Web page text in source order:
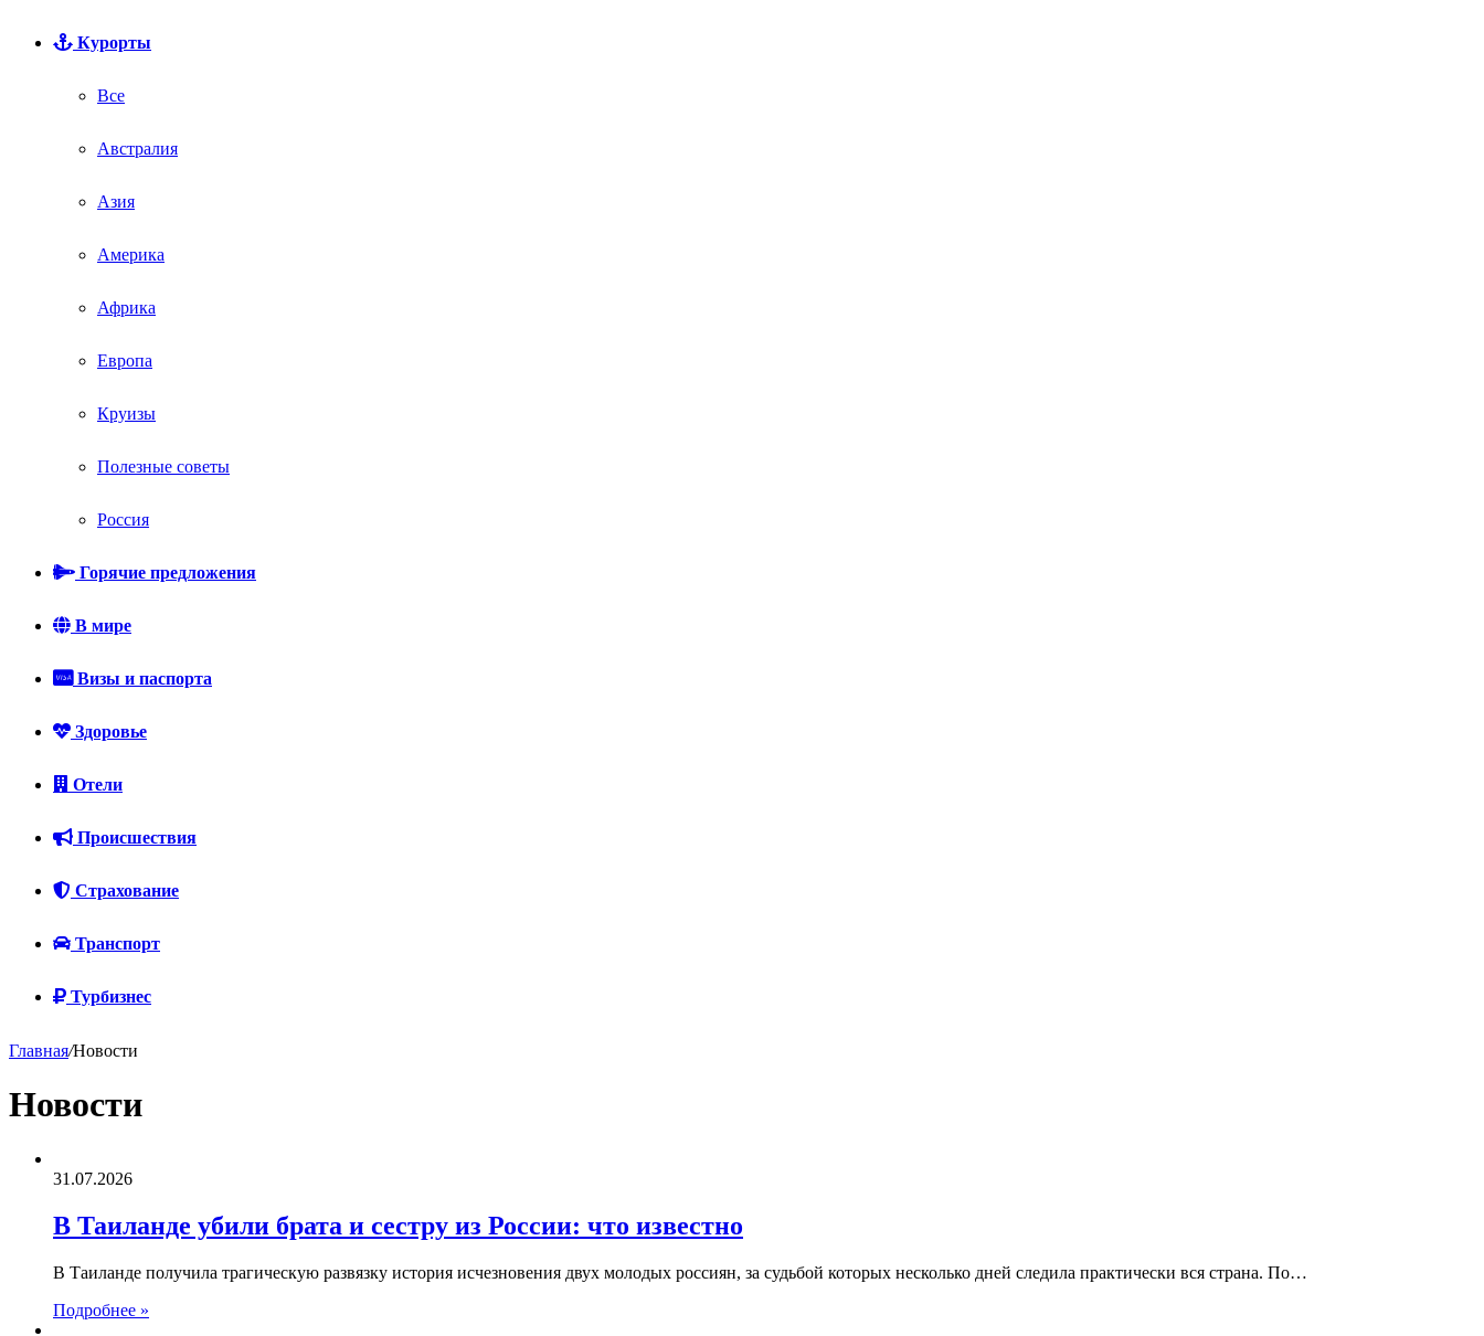
Курорты
Все
Австралия
Азия
Америка
Африка
Европа
Круизы
Полезные советы
Россия
Горячие предложения
В мире
Визы и паспорта
Здоровье
Отели
Происшествия
Страхование
Транспорт
Турбизнес
Главная/Новости
Новости
31.07.2026
В Таиланде убили брата и сестру из России: что известно
В Таиланде получила трагическую развязку история исчезновения двух молодых россиян, за судьбой которых несколько дней следила практически вся страна. По…
Подробнее »